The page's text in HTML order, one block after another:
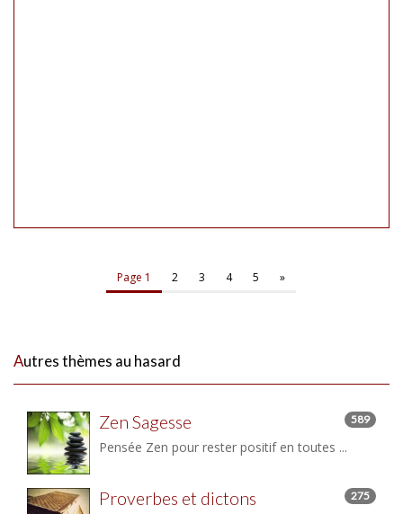
Page 1 2 3 4 5 »
Autres thèmes au hasard
Zen Sagesse 589
Pensée Zen pour rester positif en toutes ...
Proverbes et dictons 275